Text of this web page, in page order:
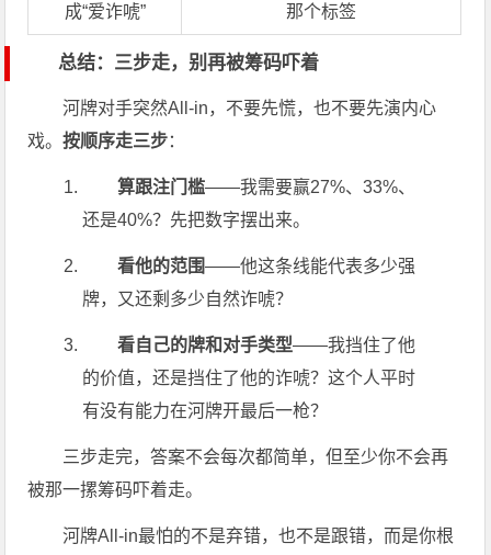
成“爱诈唬”
那个标签
总结：三步走，别再被筹码吓着
河牌对手突然All-in，不要先慌，也不要先演内心
戏。按顺序走三步：
算跟注门槛——我需要赢27%、33%、
还是40%？先把数字摆出来。
看他的范围——他这条线能代表多少强
牌，又还剩多少自然诈唬？
看自己的牌和对手类型——我挡住了他
的价值，还是挡住了他的诈唬？这个人平时
有没有能力在河牌开最后一枪？
三步走完，答案不会每次都简单，但至少你不会再
被那一摞筹码吓着走。
河牌All-in最怕的不是弃错，也不是跟错，而是你根